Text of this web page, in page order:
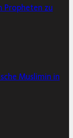
Propheten zu
Muslimin in